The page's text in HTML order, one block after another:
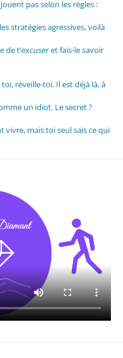
pas selon les règles :
stratégies agressives, voilà
de t’excuser et fais-le savoir
réveille-toi. Il est déjà là, à
un idiot. Le secret ?
mais toi seul sais ce qui